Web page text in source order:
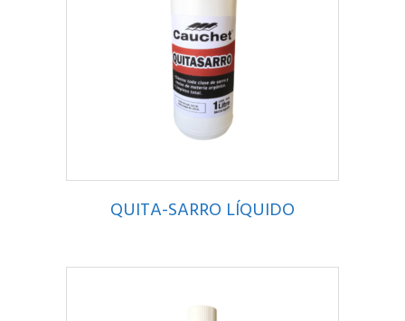
QUITA-SARRO LÍQUIDO